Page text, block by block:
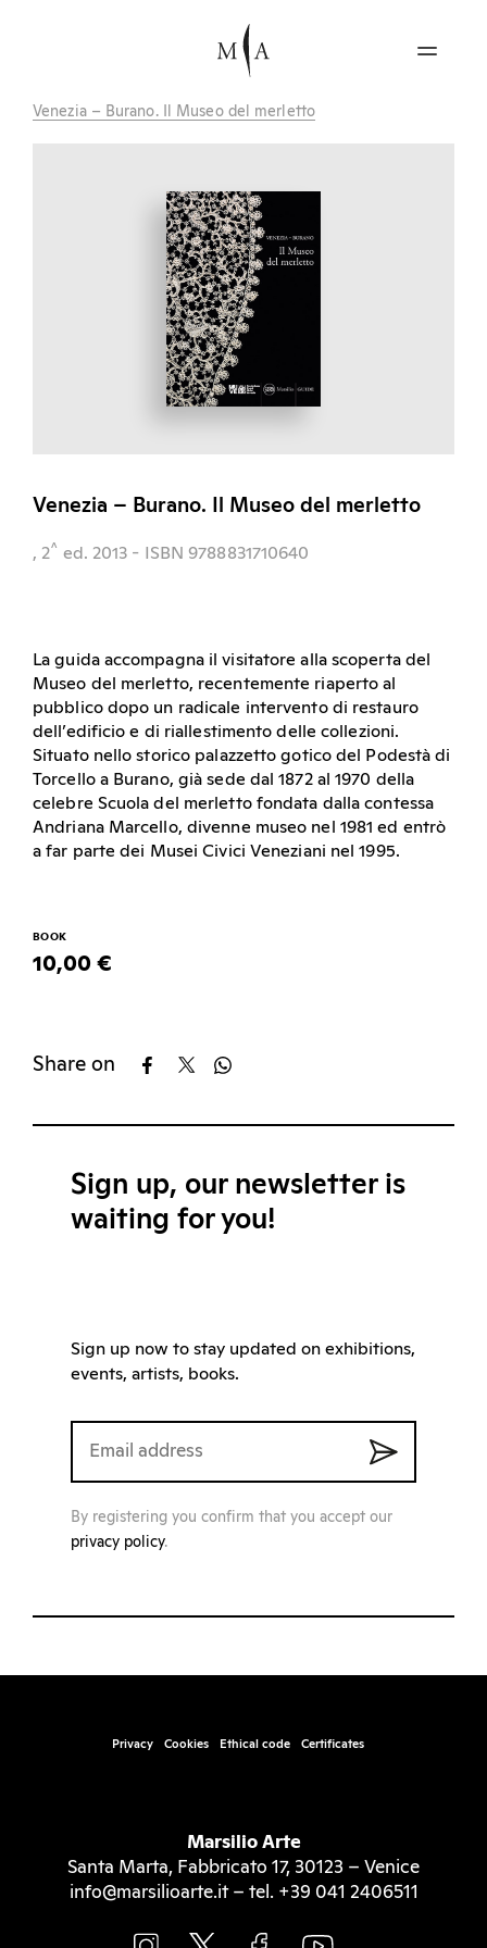
Venezia – Burano. Il Museo del merletto
Venezia – Burano. Il Museo del merletto
, 2^ ed. 2013 - ISBN 9788831710640
La guida accompagna il visitatore alla scoperta del
Museo del merletto, recentemente riaperto al
pubblico dopo un radicale intervento di restauro
dell’edificio e di riallestimento delle collezioni.
Situato nello storico palazzetto gotico del Podestà di
Torcello a Burano, già sede dal 1872 al 1970 della
celebre Scuola del merletto fondata dalla contessa
Andriana Marcello, divenne museo nel 1981 ed entrò
a far parte dei Musei Civici Veneziani nel 1995.
BOOK
10,00 €
Share on
Sign up, our newsletter is
waiting for you!
Sign up now to stay updated on exhibitions,
events, artists, books.
By registering you confirm that you accept our
privacy policy.
Privacy Cookies Ethical code Certificates
Marsilio Arte
Santa Marta, Fabbricato 17, 30123 – Venice
info@marsilioarte.it – tel. +39 041 2406511